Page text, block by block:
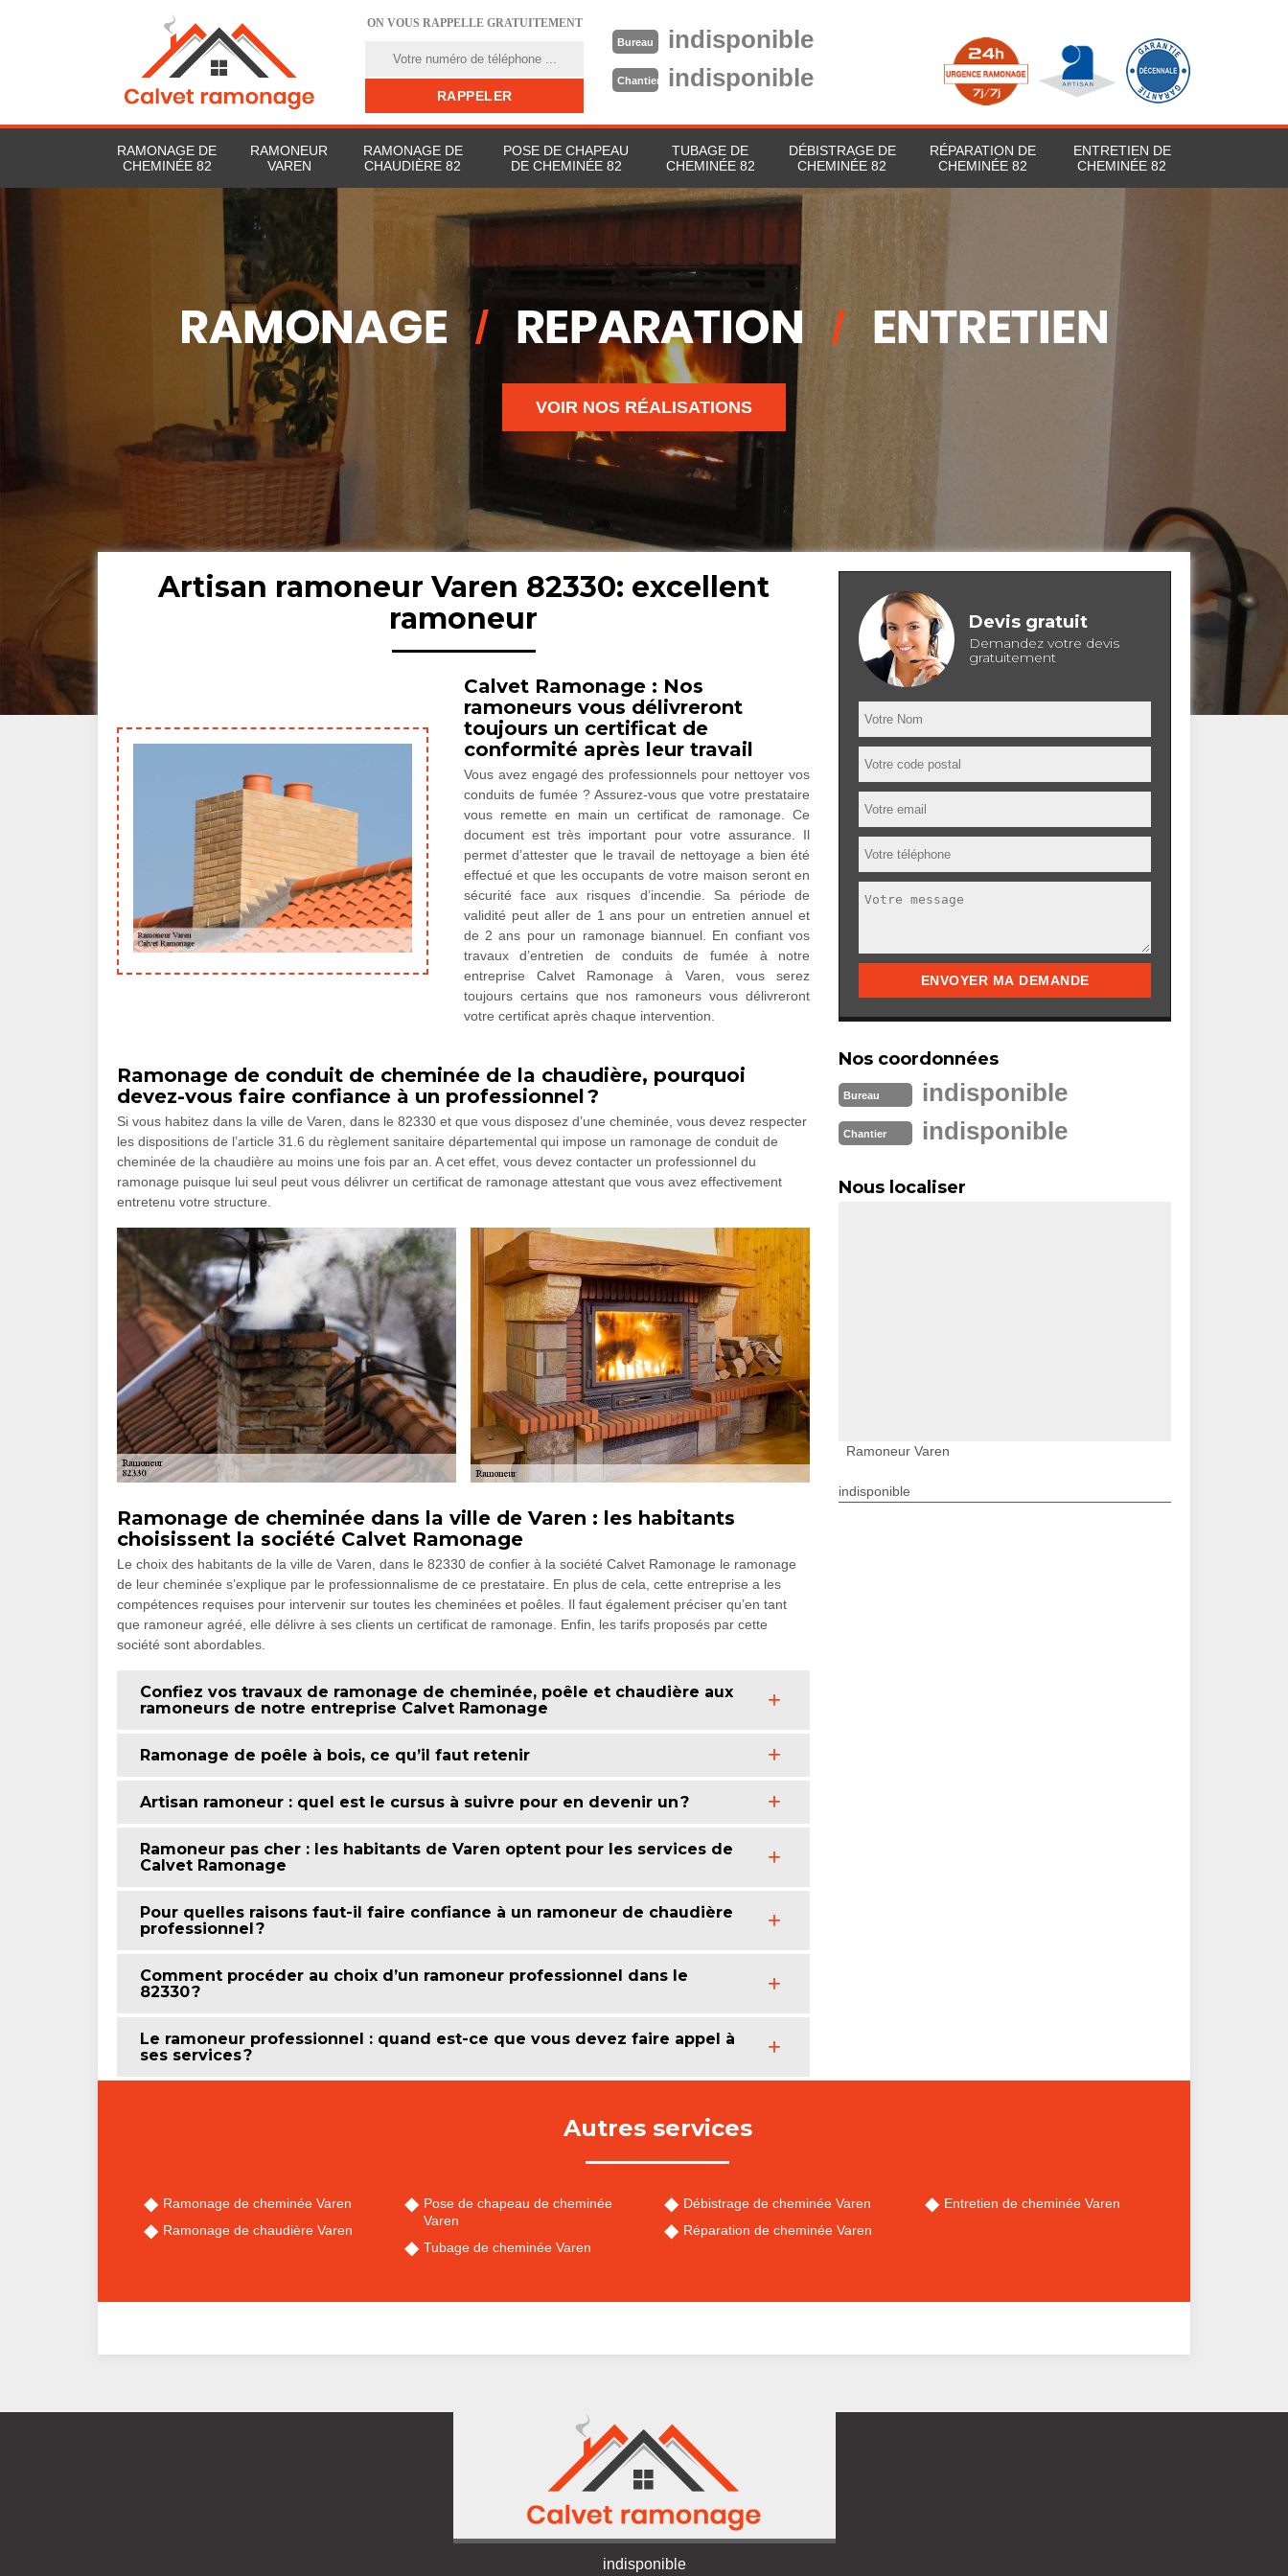
ON VOUS RAPPELLE GRATUITEMENT
Bureau indisponible
Chantier indisponible
RAMONAGE DE
CHEMINÉE 82
RAMONEUR
VAREN
RAMONAGE DE
CHAUDIÈRE 82
POSE DE CHAPEAU
DE CHEMINÉE 82
TUBAGE DE
CHEMINÉE 82
DÉBISTRAGE DE
CHEMINÉE 82
RÉPARATION DE
CHEMINÉE 82
ENTRETIEN DE
CHEMINÉE 82
VOIR NOS RÉALISATIONS
Artisan ramoneur Varen 82330: excellent
ramoneur
Calvet Ramonage : Nos
ramoneurs vous délivreront
toujours un certificat de
conformité après leur travail
Vous avez engagé des professionnels pour nettoyer vos
conduits de fumée ? Assurez-vous que votre prestataire
vous remette en main un certificat de ramonage. Ce
document est très important pour votre assurance. Il
permet d’attester que le travail de nettoyage a bien été
effectué et que les occupants de votre maison seront en
sécurité face aux risques d’incendie. Sa période de
validité peut aller de 1 ans pour un entretien annuel et
de 2 ans pour un ramonage biannuel. En confiant vos
travaux d’entretien de conduits de fumée à notre
entreprise Calvet Ramonage à Varen, vous serez
toujours certains que nos ramoneurs vous délivreront
votre certificat après chaque intervention.
Ramonage de conduit de cheminée de la chaudière, pourquoi
devez-vous faire confiance à un professionnel ?
Si vous habitez dans la ville de Varen, dans le 82330 et que vous disposez d’une cheminée, vous devez respecter
les dispositions de l’article 31.6 du règlement sanitaire départemental qui impose un ramonage de conduit de
cheminée de la chaudière au moins une fois par an. A cet effet, vous devez contacter un professionnel du
ramonage puisque lui seul peut vous délivrer un certificat de ramonage attestant que vous avez effectivement
entretenu votre structure.
Ramonage de cheminée dans la ville de Varen : les habitants
choisissent la société Calvet Ramonage
Le choix des habitants de la ville de Varen, dans le 82330 de confier à la société Calvet Ramonage le ramonage
de leur cheminée s’explique par le professionnalisme de ce prestataire. En plus de cela, cette entreprise a les
compétences requises pour intervenir sur toutes les cheminées et poêles. Il faut également préciser qu’en tant
que ramoneur agréé, elle délivre à ses clients un certificat de ramonage. Enfin, les tarifs proposés par cette
société sont abordables.
Confiez vos travaux de ramonage de cheminée, poêle et chaudière aux
ramoneurs de notre entreprise Calvet Ramonage
Ramonage de poêle à bois, ce qu’il faut retenir
Artisan ramoneur : quel est le cursus à suivre pour en devenir un ?
Ramoneur pas cher : les habitants de Varen optent pour les services de
Calvet Ramonage
Pour quelles raisons faut-il faire confiance à un ramoneur de chaudière
professionnel ?
Comment procéder au choix d’un ramoneur professionnel dans le
82330 ?
Le ramoneur professionnel : quand est-ce que vous devez faire appel à
ses services ?
Devis gratuit
Demandez votre devis
gratuitement
Nos coordonnées
Bureau indisponible
Chantier indisponible
Nous localiser
Ramoneur Varen
indisponible
Autres services
Ramonage de cheminée Varen
Ramonage de chaudière Varen
Pose de chapeau de cheminée
Varen
Tubage de cheminée Varen
Débistrage de cheminée Varen
Réparation de cheminée Varen
Entretien de cheminée Varen
indisponible